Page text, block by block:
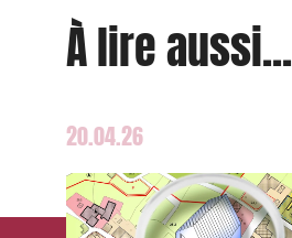
À lire aussi...
20.04.26